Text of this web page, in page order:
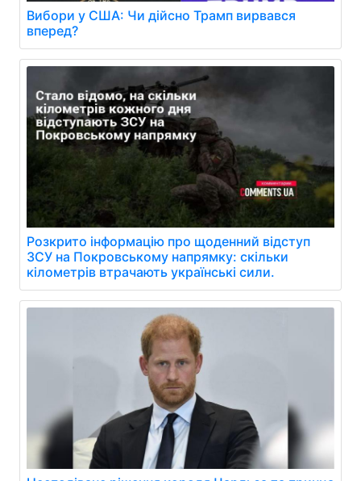
Вибори у США: Чи дійсно Трамп вирвався
вперед?
Розкрито інформацію про щоденний відступ
ЗСУ на Покровському напрямку: скільки
кілометрів втрачають українські сили.